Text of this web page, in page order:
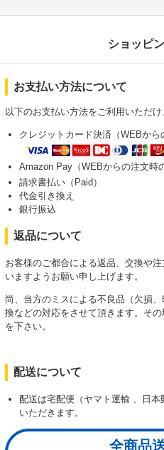
ショッピ
お支払い方法について
以下のお支払い方法をご利用いただけ
クレジットカード決済（WEBから
Amazon Pay（WEBからの注文時
請求書払い（Paid）
代金引き換え
銀行振込
返品について
お客様のご都合による返品、交換や
いますようお願い申し上げます。
尚、当方のミスによる不良品（欠損
換などの対応をさせて頂きます。そ
を下さい。
配送について
配送は宅配便（ヤマト運輸 、日
いただきます。
全商品